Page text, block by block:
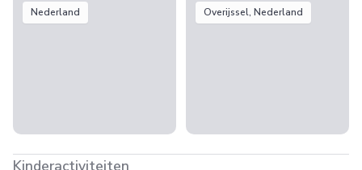
Nederland Overijssel, Nederland
Kinderactiviteiten